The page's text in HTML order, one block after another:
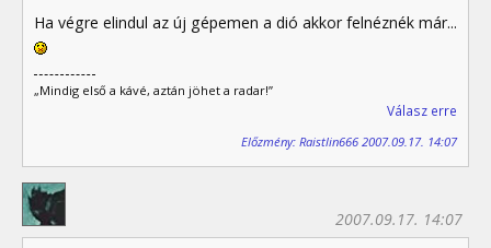
Ha végre elindul az új gépemen a dió akkor felnéznék már...
„Mindig első a kávé, aztán jöhet a radar!”
Válasz erre
Előzmény: Raistlin666 2007.09.17. 14:07
2007.09.17. 14:07